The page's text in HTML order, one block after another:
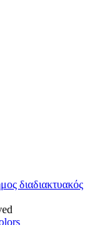
διαδιακτυακός